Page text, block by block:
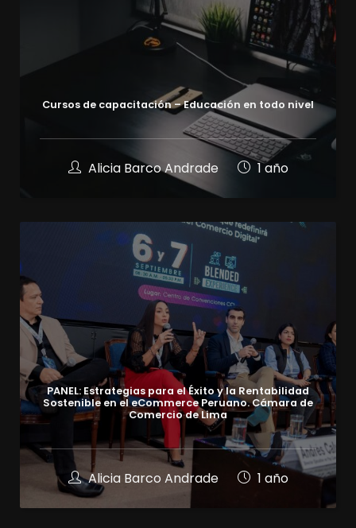
Cursos de capacitación – Educación en todo nivel
Alicia Barco Andrade 1 año
PANEL: Estrategias para el Éxito y la Rentabilidad
Sostenible en el eCommerce Peruano. Cámara de
Comercio de Lima
Alicia Barco Andrade 1 año